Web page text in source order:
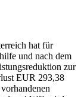
hat für
und nach dem
zur
EUR 293,38